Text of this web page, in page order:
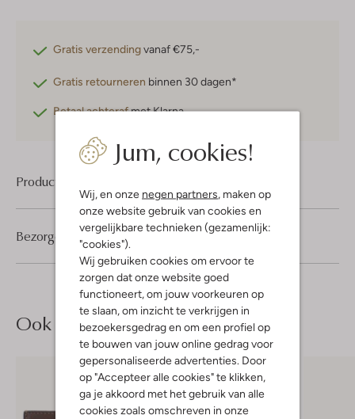
Jum, cookies!
Wij, en onze negen partners , maken op
onze website gebruik van cookies en
vergelijkbare technieken (gezamenlijk:
"cookies").
Wij gebruiken cookies om ervoor te
zorgen dat onze website goed
functioneert, om jouw voorkeuren op
te slaan, om inzicht te verkrijgen in
bezoekersgedrag en om een profiel op
te bouwen van jouw online gedrag voor
gepersonaliseerde advertenties. Door
op "Accepteer alle cookies" te klikken,
ga je akkoord met het gebruik van alle
cookies zoals omschreven in onze
Gratis verzendingvanaf €75,-
Gratis retourneren binnen 30 dagen*
Betaal achterafmet Klarna
Product informatie
Bezorgen & retourneren
Ook iets voor jou?